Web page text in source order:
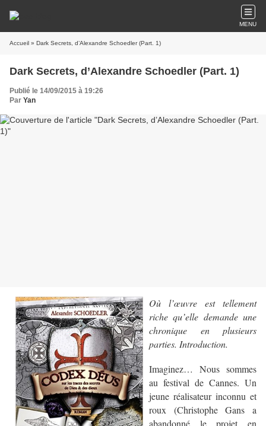
MENU
Accueil » Dark Secrets, d’Alexandre Schoedler (Part. 1)
Dark Secrets, d’Alexandre Schoedler (Part. 1)
Publié le 14/09/2015 à 19:26
Par Yan
Où l’œuvre est tellement
riche qu’elle demande une
chronique en plusieurs
parties. Introduction.
Imaginez… Nous sommes
au festival de Cannes. Un
jeune réalisateur inconnu et
roux (Christophe Gans a
abandonné le projet en